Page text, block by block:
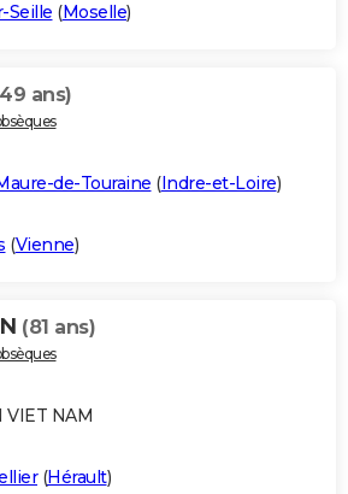
Seille (Moselle)
ans)
de-Touraine (Indre-et-Loire)
(Vienne)
(81 ans)
VIET NAM
(Hérault)